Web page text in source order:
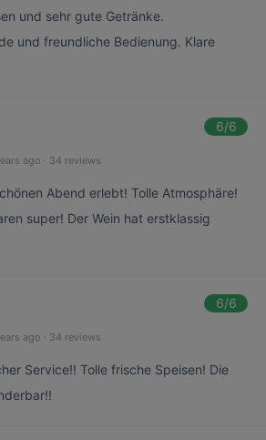
und sehr gute Getränke.
und freundliche Bedienung. Klare
6/6
ago · 34 reviews
Abend erlebt! Tolle Atmosphäre!
super! Der Wein hat erstklassig
6/6
ago · 34 reviews
Service!! Tolle frische Speisen! Die